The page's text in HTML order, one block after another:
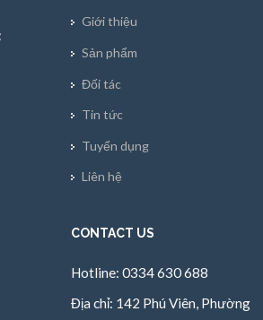
Giới thiệu
Sản phẩm
Đối tác
Tin tức
Tuyển dụng
Liên hệ
CONTACT US
Hotline: 0334 630 688
Địa chỉ: 142 Phú Viên, Phường